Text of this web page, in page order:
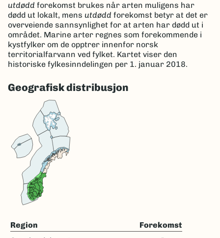
utdødd forekomst brukes når arten muligens har
dødd ut lokalt, mens utdødd forekomst betyr at det er
overveiende sannsynlighet for at arten har dødd ut i
området. Marine arter regnes som forekommende i
kystfylker om de opptrer innenfor norsk
territorialfarvann ved fylket. Kartet viser den
historiske fylkesinndelingen per 1. januar 2018.
Geografisk distribusjon
Region
Forekomst